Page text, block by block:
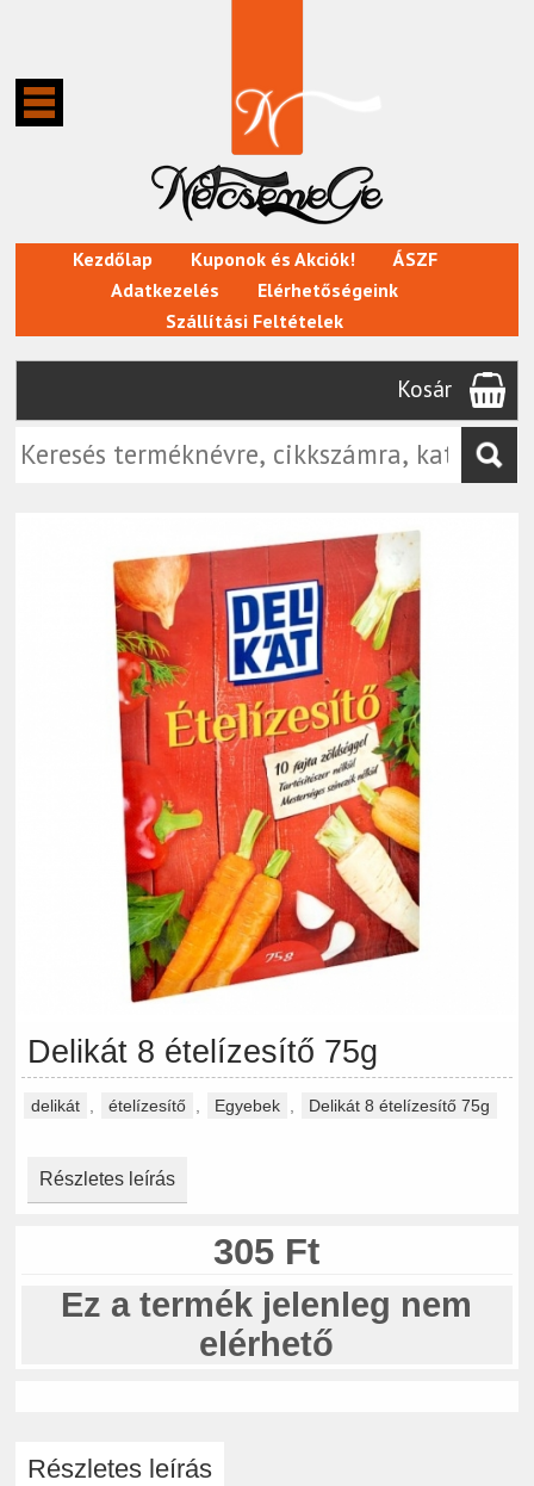
Kezdőlap Kuponok és Akciók!
ÁSZF
Adatkezelés
Elérhetőségeink
Szállítási Feltételek
Kosár
Delikát 8 ételízesítő 75g
delikát ételízesítő Egyebek Delikát 8 ételízesítő 75g
Részletes leírás
305 Ft
Ez a termék jelenleg nem
elérhető
Részletes leírás